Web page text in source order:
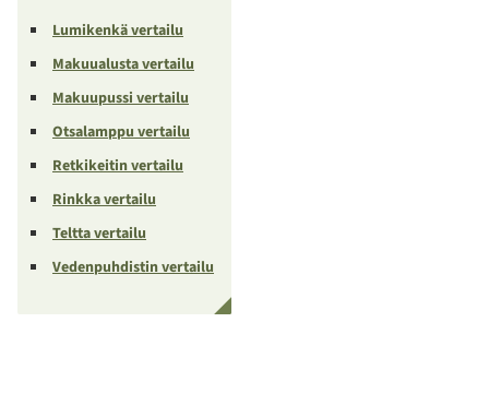
Lumikenkä vertailu
Makuualusta vertailu
Makuupussi vertailu
Otsalamppu vertailu
Retkikeitin vertailu
Rinkka vertailu
Teltta vertailu
Vedenpuhdistin vertailu